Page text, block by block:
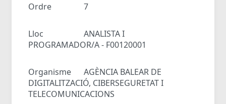
Ordre 7
Lloc
ANALISTA I
PROGRAMADOR/A - F00120001
Organisme
AGÈNCIA BALEAR DE
DIGITALITZACIÓ, CIBERSEGURETAT I
TELECOMUNICACIONS